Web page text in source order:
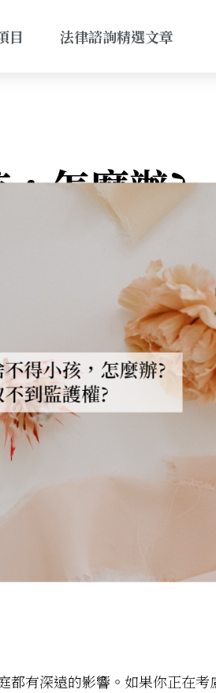
目 法律諮詢精選文章
怎麼辦?
有深遠的影響。如果你正在